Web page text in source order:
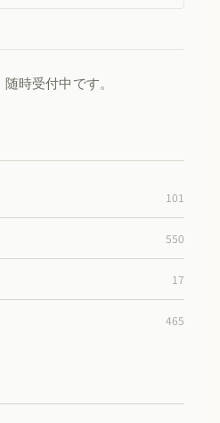
、随時受付中です。
101
550
17
465